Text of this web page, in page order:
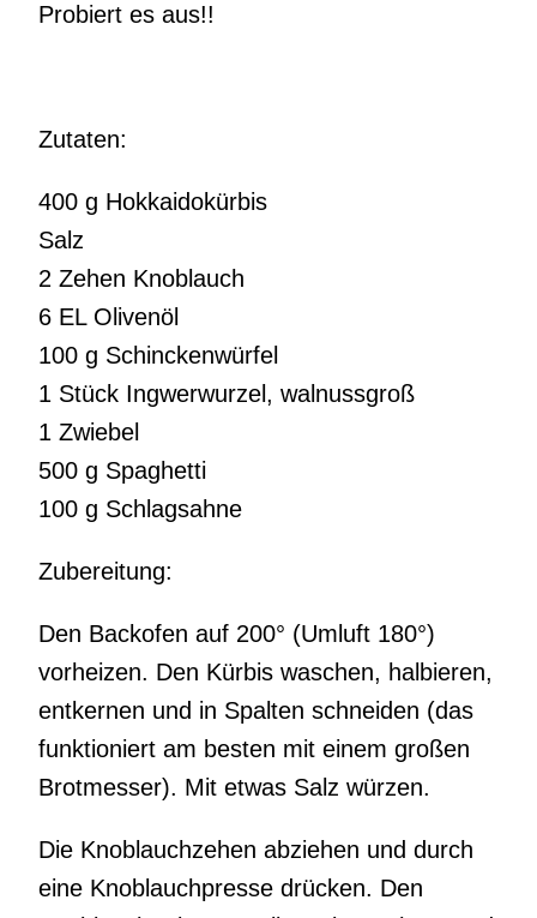
Probiert es aus!!
Zutaten:
400 g Hokkaidokürbis
Salz
2 Zehen Knoblauch
6 EL Olivenöl
100 g Schinckenwürfel
1 Stück Ingwerwurzel, walnussgroß
1 Zwiebel
500 g Spaghetti
100 g Schlagsahne
Zubereitung:
Den Backofen auf 200° (Umluft 180°)
vorheizen. Den Kürbis waschen, halbieren,
entkernen und in Spalten schneiden (das
funktioniert am besten mit einem großen
Brotmesser). Mit etwas Salz würzen.
Die Knoblauchzehen abziehen und durch
eine Knoblauchpresse drücken. Den